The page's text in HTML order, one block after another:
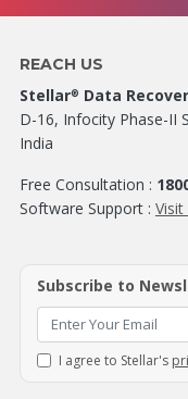
REACH US
Stellar® Data
D-16, Infocity Phase-II
India
Free Consultation :
Software Support : Visit
Subscribe to
I agree to Stellar's